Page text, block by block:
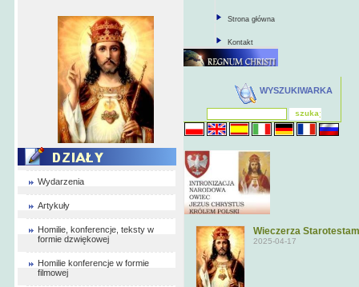
Wydarzenia
Artykuły
Homilie, konferencje, teksty w
formie dzwiękowej
Homilie konferencje w formie
filmowej
Strona główna
Kontakt
WYSZUKIWARKA
Wieczerza
2025-04-17